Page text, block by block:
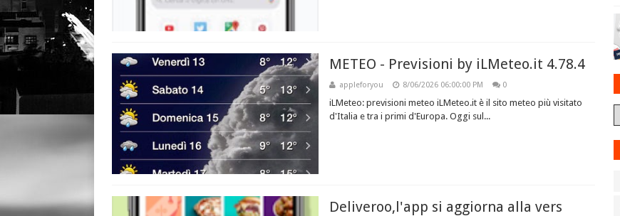
METEO - Previsioni by iLMeteo.it 4.78.4
appleforyou 8/06/2026 06:00:00 PM 0
iLMeteo: previsioni meteo iLMeteo.it è il sito meteo più visitato
d'Italia e tra i primi d'Europa. Oggi sul...
Deliveroo,l'app si aggiorna alla vers